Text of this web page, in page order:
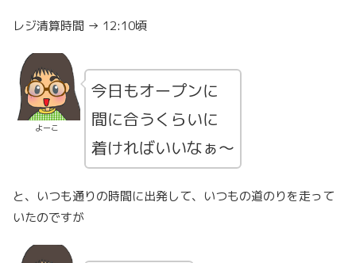
レジ清算時間 → 12:10頃
よーこ
今日もオープンに
間に合うくらいに
着ければいいなぁ～
と、いつも通りの時間に出発して、いつもの道のりを走って
いたのですが